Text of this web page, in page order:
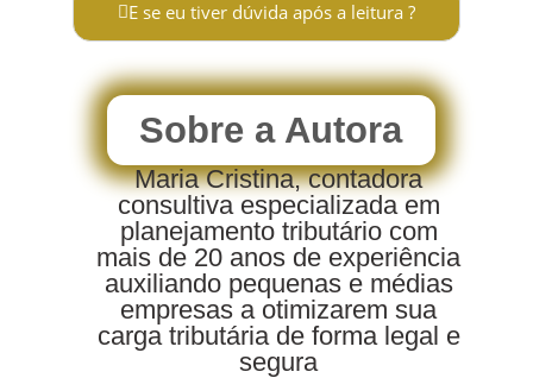
E se eu tiver dúvida após a leitura ?
Sobre a Autora
Maria Cristina, contadora
consultiva especializada em
planejamento tributário com
mais de 20 anos de experiência
auxiliando pequenas e médias
empresas a otimizarem sua
carga tributária de forma legal e
segura